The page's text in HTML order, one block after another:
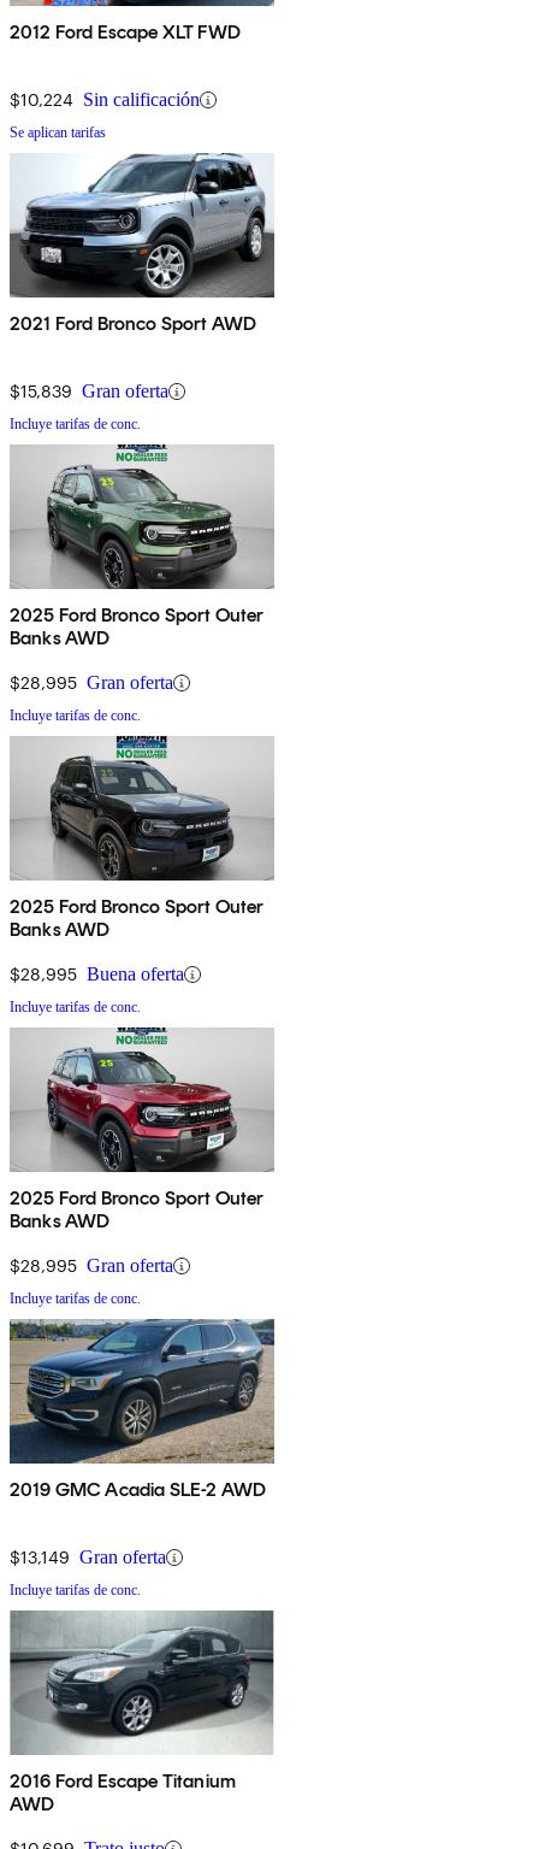
2012 Ford Escape XLT FWD
$10,224 Sin calificación
Se aplican tarifas
2021 Ford Bronco Sport AWD
$15,839 Gran oferta
Incluye tarifas de conc.
2025 Ford Bronco Sport Outer
Banks AWD
$28,995 Gran oferta
Incluye tarifas de conc.
2025 Ford Bronco Sport Outer
Banks AWD
$28,995 Buena oferta
Incluye tarifas de conc.
2025 Ford Bronco Sport Outer
Banks AWD
$28,995 Gran oferta
Incluye tarifas de conc.
2019 GMC Acadia SLE-2 AWD
$13,149 Gran oferta
Incluye tarifas de conc.
2016 Ford Escape Titanium
AWD